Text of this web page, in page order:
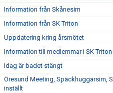
Information från Skånesim
Information från SK Triton
Uppdatering kring årsmötet
Information till medlemmar i SK Triton
Idag är badet stängt
Öresund Meeting, Späckhuggarsim,
inställt